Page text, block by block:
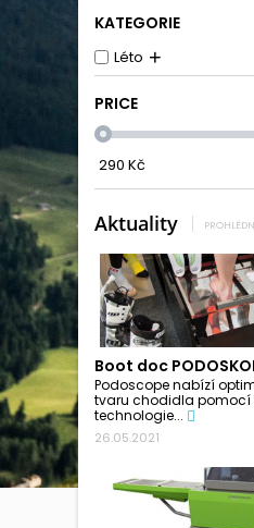
KATEGORIE
Léto +
PRICE
290 Kč
Aktuality
Boot doc
Podoscope nabízí
tvaru chodidla pomocí
technologie...
26.05.2021